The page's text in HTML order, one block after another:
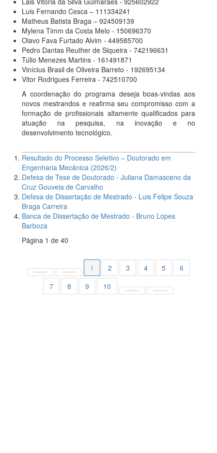
Luis Fernando Cesca – 111334241
Matheus Batista Braga – 924509139
Mylena Timm da Costa Melo - 150696370
Olavo Fava Furtado Alvim - 449585700
Pedro Dantas Reuther de Siqueira - 742196631
Túlio Menezes Martins - 161491871
Vinícius Brasil de Oliveira Barreto - 192695134
Vitor Rodrigues Ferreira - 742510700
A coordenação do programa deseja boas-vindas aos
novos mestrandos e reafirma seu compromisso com a
formação de profissionais altamente qualificados para
atuação na pesquisa, na inovação e no
desenvolvimento tecnológico.
Resultado do Processo Seletivo – Doutorado em
Engenharia Mecânica (2026/2)
Defesa de Tese de Doutorado - Juliana Damasceno da
Cruz Gouveia de Carvalho
Defesa de Dissertação de Mestrado - Luis Felipe Souza
Braga Carreira
Banca de Dissertação de Mestrado - Bruno Lopes
Barboza
Página 1 de 40
1 2 3 4 5
6
7
8 9 10